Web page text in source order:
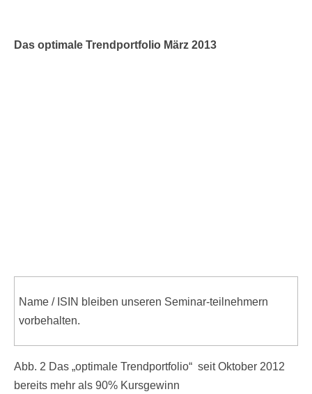
Das optimale Trendportfolio März 2013
Name / ISIN bleiben unseren Seminar-teilnehmern
vorbehalten.
Abb. 2 Das „optimale Trendportfolio“ seit Oktober 2012
bereits mehr als 90% Kursgewinn